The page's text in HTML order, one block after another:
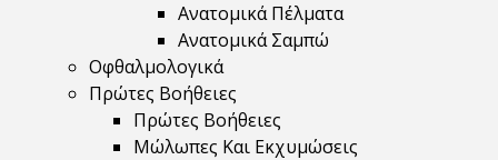
Ανατομικά Πέλματα
Ανατομικά Σαμπώ
Οφθαλμολογικά
Πρώτες Βοήθειες
Πρώτες Βοήθειες
Μώλωπες Και Εκχυμώσεις